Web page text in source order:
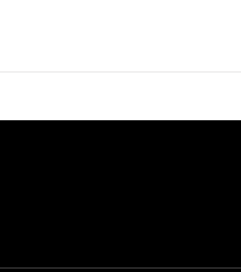
ПРЕМИУМ — EX PREMIUM